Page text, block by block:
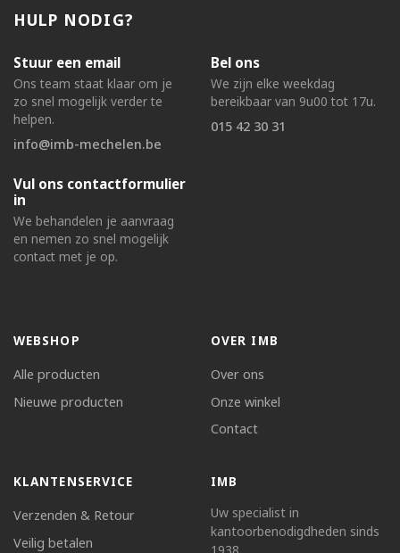
HULP NODIG?
Stuur een email
Ons team staat klaar om je
zo snel mogelijk verder te
helpen.
info@imb-mechelen.be
Bel ons
We zijn elke weekdag
bereikbaar van 9u00 tot 17u.
015 42 30 31
Vul ons contactformulier
in
We behandelen je aanvraag
en nemen zo snel mogelijk
contact met je op.
WEBSHOP
Alle producten
Nieuwe producten
OVER IMB
Over ons
Onze winkel
Contact
KLANTENSERVICE
Verzenden & Retour
Veilig betalen
IMB
Uw specialist in
kantoorbenodigdheden sinds